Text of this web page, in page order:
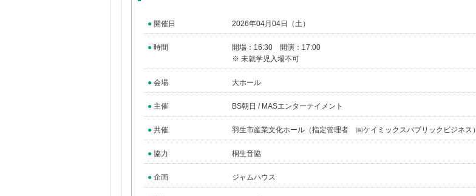
● 開催日 2026年04月04日（土）
● 時間
開場：16:30 開演：17:00
※ 未就学児入場不可
● 会場 大ホール
● 主催 BS朝日 / MASエンターテイメント
● 共催 羽生市産業文化ホール（指定管理者 ㈱ケイミックスパブリックビジネス）
● 協力 桐生音協
● 企画 ジャムハウス